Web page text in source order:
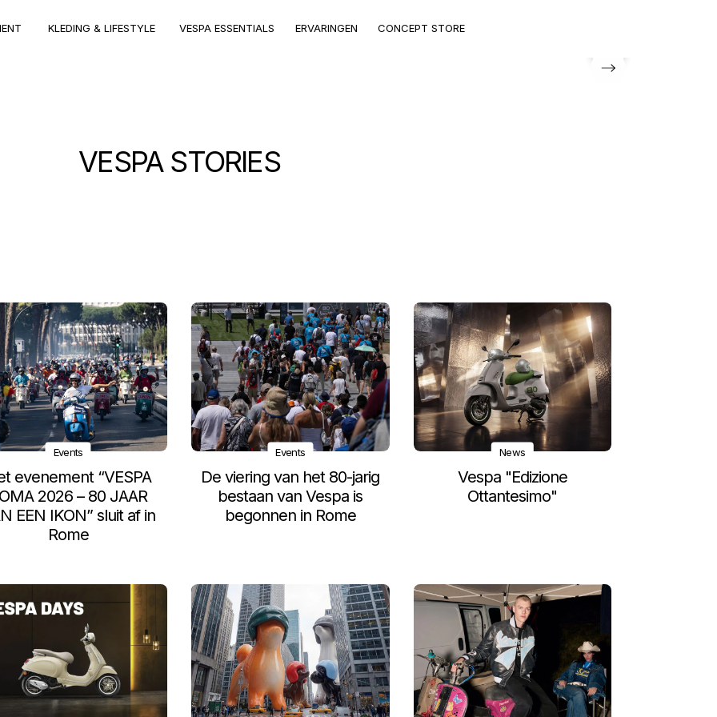
KLEDING & LIFESTYLE VESPA ESSENTIALS ERVARINGEN CONCEPT STORE
VESPA STORIES
Events
evenement “VESPA
2026 – 80 JAAR
EEN IKON” sluit af in
Rome
Events
De viering van het 80-jarig
bestaan van Vespa is
begonnen in Rome
News
Vespa "Edizione
Ottantesimo"